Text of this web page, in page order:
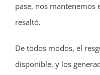
pase, nos mantenemos
resaltó.
De todos modos, el
disponible, y los